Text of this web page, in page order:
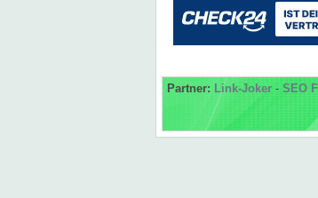
Partner: Link-Joker - SEO